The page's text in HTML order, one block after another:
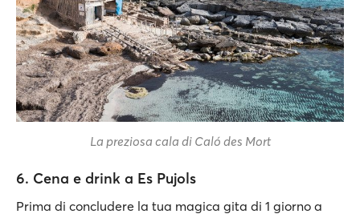
La preziosa cala di Caló des Mort
6. Cena e drink a Es Pujols
Prima di concludere la tua magica gita di 1 giorno a